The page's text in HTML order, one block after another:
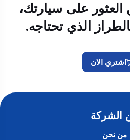
العثور على سيارتك،
الذي تحتاجه.
اشتري الان
الشركة
من نحن